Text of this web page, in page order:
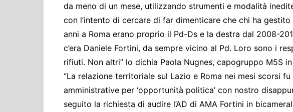
Lavori pubblici e Trasporti
Lavoro
Politiche europee
Rifiuti
da meno di un mese, utilizzando strumenti e modalità
con l’intento di cercare di far dimenticare che chi ha
anni a Roma erano proprio il Pd-Ds e la destra dal 2008-
c’era Daniele Fortini, da sempre vicino al Pd. Loro sono i
rifiuti. Non altri” lo dichia Paola Nugnes, capogruppo M5S
“La relazione territoriale sul Lazio e Roma nei mesi scorsi
amministrative per ‘opportunità politica’ con nostro
seguito la richiesta di audire l’AD di AMA Fortini in